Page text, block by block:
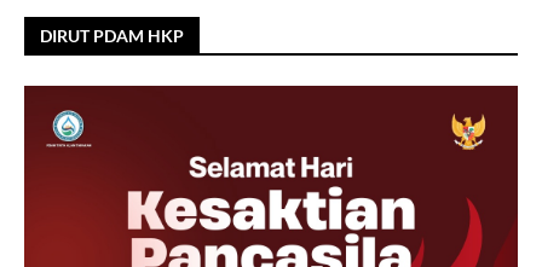
DIRUT PDAM HKP